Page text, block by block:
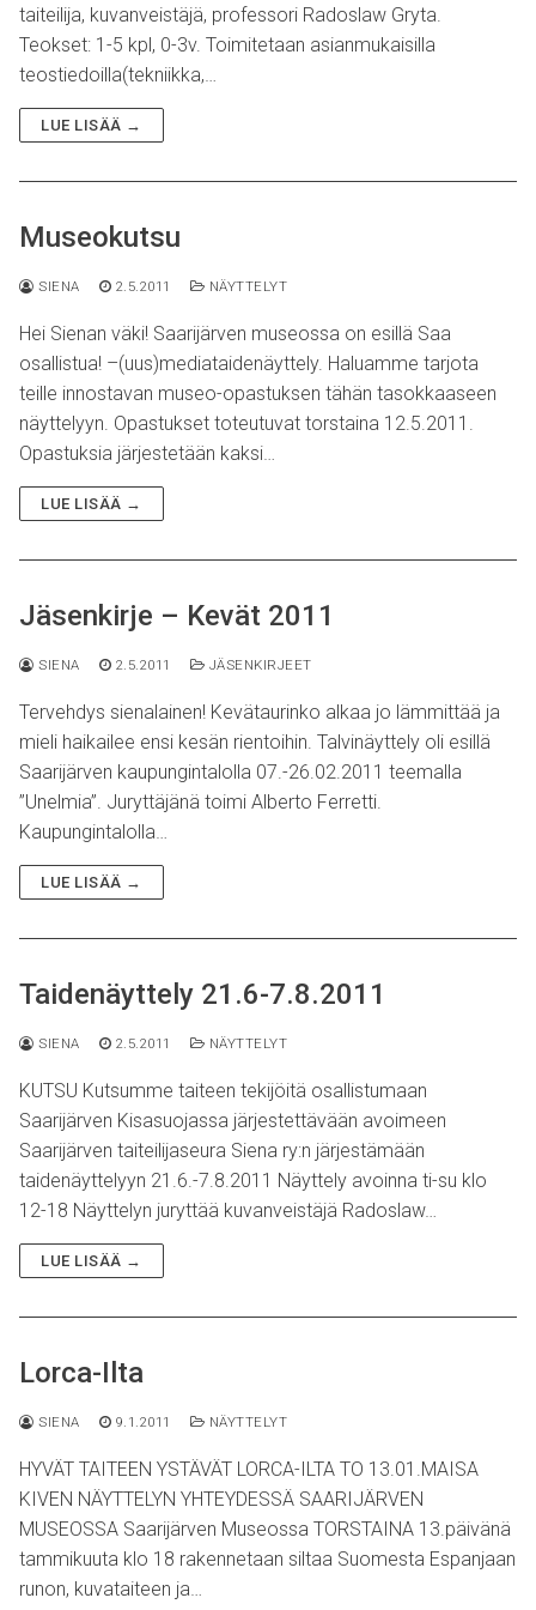
taiteilija, kuvanveistäjä, professori Radoslaw Gryta.
Teokset: 1-5 kpl, 0-3v. Toimitetaan asianmukaisilla
teostiedoilla(tekniikka,…
LUE LISÄÄ →
Museokutsu
SIENA 2.5.2011 NÄYTTELYT
Hei Sienan väki! Saarijärven museossa on esillä Saa
osallistua! –(uus)mediataidenäyttely. Haluamme tarjota
teille innostavan museo-opastuksen tähän tasokkaaseen
näyttelyyn. Opastukset toteutuvat torstaina 12.5.2011.
Opastuksia järjestetään kaksi…
LUE LISÄÄ →
Jäsenkirje – Kevät 2011
SIENA 2.5.2011 JÄSENKIRJEET
Tervehdys sienalainen! Kevätaurinko alkaa jo lämmittää ja
mieli haikailee ensi kesän rientoihin. Talvinäyttely oli esillä
Saarijärven kaupungintalolla 07.-26.02.2011 teemalla
”Unelmia”. Juryttäjänä toimi Alberto Ferretti.
Kaupungintalolla…
LUE LISÄÄ →
Taidenäyttely 21.6-7.8.2011
SIENA 2.5.2011 NÄYTTELYT
KUTSU Kutsumme taiteen tekijöitä osallistumaan
Saarijärven Kisasuojassa järjestettävään avoimeen
Saarijärven taiteilijaseura Siena ry:n järjestämään
taidenäyttelyyn 21.6.-7.8.2011 Näyttely avoinna ti-su klo
12-18 Näyttelyn juryttää kuvanveistäjä Radoslaw…
LUE LISÄÄ →
Lorca-Ilta
SIENA 9.1.2011 NÄYTTELYT
HYVÄT TAITEEN YSTÄVÄT LORCA-ILTA TO 13.01.MAISA
KIVEN NÄYTTELYN YHTEYDESSÄ SAARIJÄRVEN
MUSEOSSA Saarijärven Museossa TORSTAINA 13.päivänä
tammikuuta klo 18 rakennetaan siltaa Suomesta Espanjaan
runon, kuvataiteen ja…